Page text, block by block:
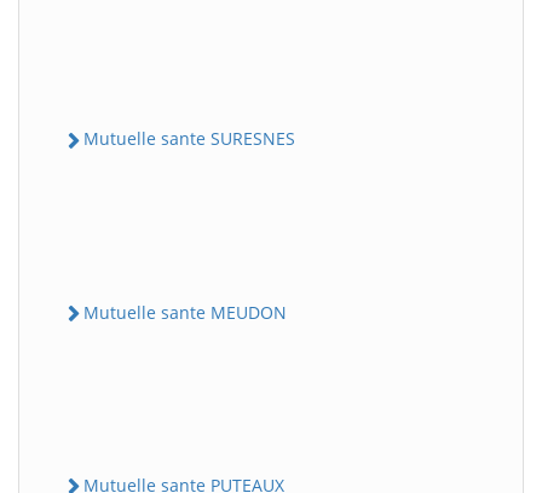
Mutuelle sante SURESNES
Mutuelle sante MEUDON
Mutuelle sante PUTEAUX